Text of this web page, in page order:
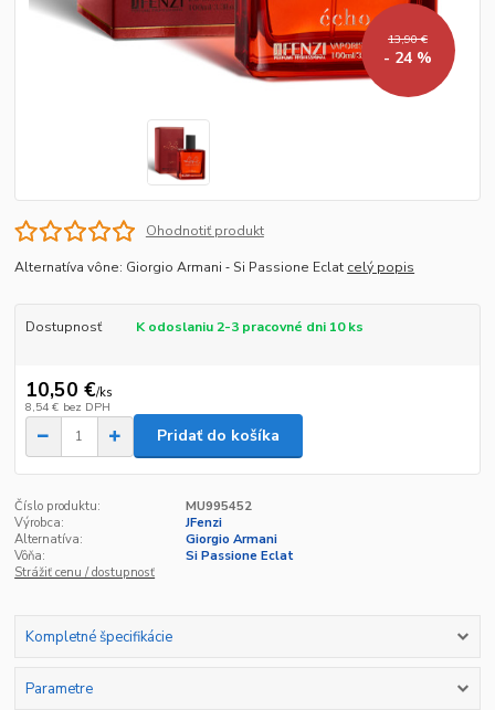
13,90 €
- 24 %
Ohodnotiť produkt
Alternatíva vône: Giorgio Armani ‐ Si Passione Eclat celý popis
Dostupnosť K odoslaniu 2-3 pracovné dni 10 ks
10,50 €/ks
8,54 € bez DPH
Pridať do košíka
Číslo produktu:
MU995452
Výrobca:
JFenzi
Alternatíva:
Giorgio Armani
Vôňa:
Si Passione Eclat
Strážiť cenu / dostupnosť
Kompletné špecifikácie
Parametre